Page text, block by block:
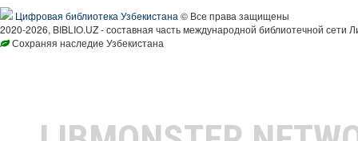
Цифровая библиотека Узбекистана © Все права защищены
2020-2026, BIBLIO.UZ - составная часть международной библиотечной сети
Сохраняя наследие Узбекистана